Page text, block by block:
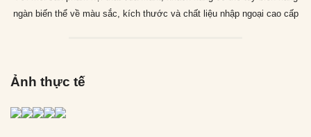
ngàn biến thể về màu sắc, kích thước và chất liệu nhập ngoại cao cấp
Ảnh thực tế